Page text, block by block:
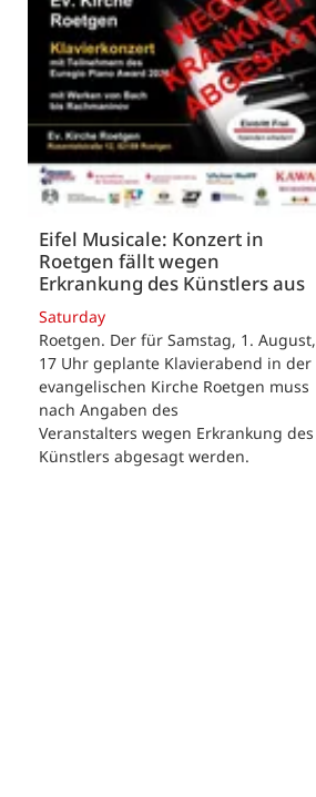
Eifel Musicale: Konzert in
Roetgen fällt wegen
Erkrankung des Künstlers aus
Saturday
Roetgen. Der für Samstag, 1. August,
17 Uhr geplante Klavierabend in der
evangelischen Kirche Roetgen muss
nach Angaben des
Veranstalters wegen Erkrankung des
Künstlers abgesagt werden.